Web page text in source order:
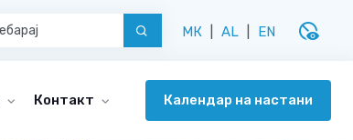
МК AL EN disabled_visible
Контакт Календар на настани